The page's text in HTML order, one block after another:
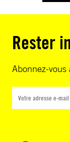
Rester
Abonnez-